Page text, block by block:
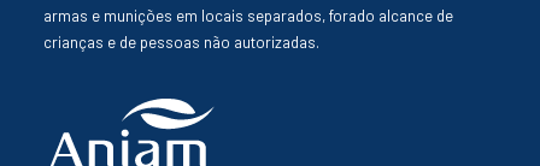
armas e munições em locais separados, forado alcance de
crianças e de pessoas não autorizadas.